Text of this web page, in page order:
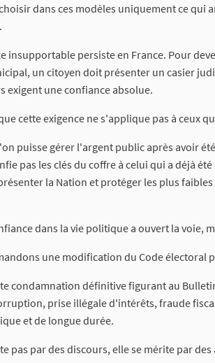
dans ces modèles uniquement ce qui
insupportable persiste en France. Pour
un citoyen doit présenter un casier
exigent une confiance absolue.
cette exigence ne s'applique pas à ceux
puisse gérer l'argent public après avoir
pas les clés du coffre à celui qui a déjà
la Nation et protéger les plus
dans la vie politique a ouvert la voie,
une modification du Code électoral
condamnation définitive figurant au
prise illégale d'intérêts, fraude
et de longue durée.
pas par des discours, elle se mérite par